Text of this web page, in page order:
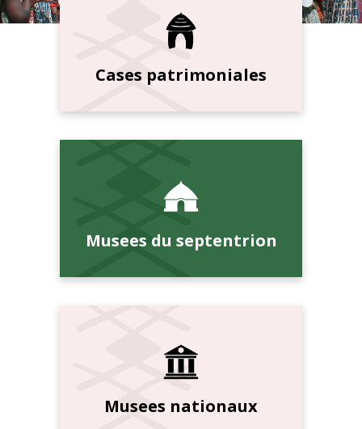
Cases patrimoniales
Musees du septentrion
Musees nationaux